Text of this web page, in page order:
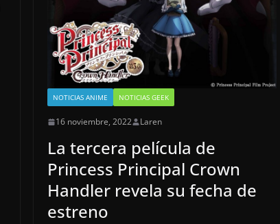
NOTICIAS ANIME NOTICIAS GEEK
16 noviembre, 2022 Laren
La tercera película de
Princess Principal Crown
Handler revela su fecha de
estreno